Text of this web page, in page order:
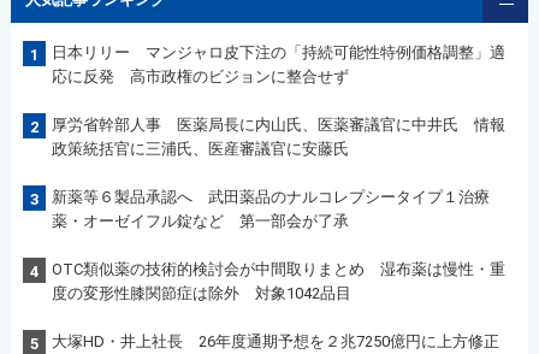
1
日本リリー マンジャロ皮下注の「持続可能性特例価格調整」適
応に反発 高市政権のビジョンに整合せず
2
厚労省幹部人事 医薬局長に内山氏、医薬審議官に中井氏 情報
政策統括官に三浦氏、医産審議官に安藤氏
3
新薬等６製品承認へ 武田薬品のナルコレプシータイプ１治療
薬・オーゼイフル錠など 第一部会が了承
4
OTC類似薬の技術的検討会が中間取りまとめ 湿布薬は慢性・重
度の変形性膝関節症は除外 対象1042品目
5
大塚HD・井上社長 26年度通期予想を２兆7250億円に上方修正